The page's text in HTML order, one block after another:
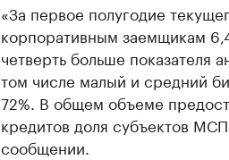
«За первое полугодие
корпоративным заемщикам
четверть больше показателя
том числе малый и средний
72%. В общем объеме
кредитов доля субъектов
сообщении.